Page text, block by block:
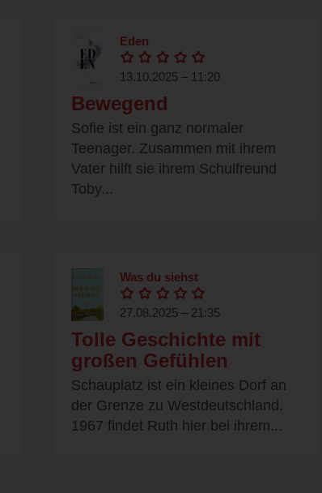
Eden
13.10.2025 – 11:20
Bewegend
Sofie ist ein ganz normaler
Teenager. Zusammen mit ihrem
Vater hilft sie ihrem Schulfreund
Toby...
Was du siehst
27.08.2025 – 21:35
Tolle Geschichte mit
großen Gefühlen
Schauplatz ist ein kleines Dorf an
der Grenze zu Westdeutschland.
1967 findet Ruth hier bei ihrem...